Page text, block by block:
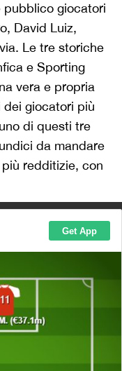
pubblico giocatori
David Luiz,
Le tre storiche
e Sporting
vera e propria
giocatori più
di questi tre
da mandare
redditizie, con